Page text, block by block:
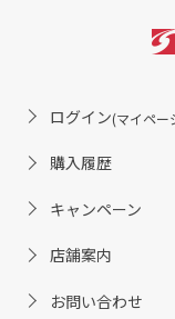
ログイン(マイペー
購入履歴
キャンペーン
店舗案内
お問い合わせ